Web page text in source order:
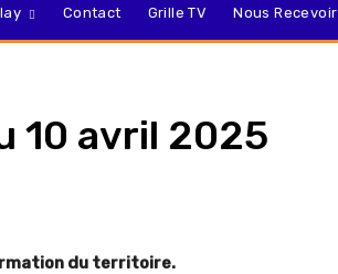
Contact Grille TV Nous Recevoir
10 avril 2025
du territoire.